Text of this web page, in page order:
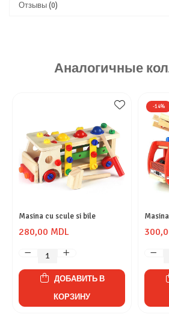
Отзывы(0)
Аналогичные
Masina cu scule si bile
280,00 MDL
ДОБАВИТЬ В
КОРЗИНУ
-14%